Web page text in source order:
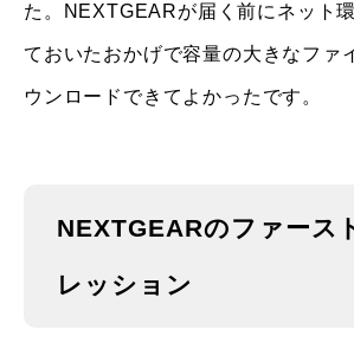
た。NEXTGEARが届く前にネット
ておいたおかげで容量の大きなファ
ウンロードできてよかったです。
NEXTGEARのファース
レッション